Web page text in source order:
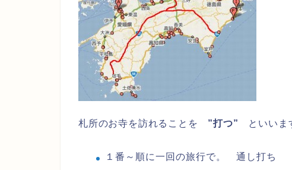
札所のお寺を訪れることを ”打つ” といいま
１番～順に一回の旅行で。 通し打ち